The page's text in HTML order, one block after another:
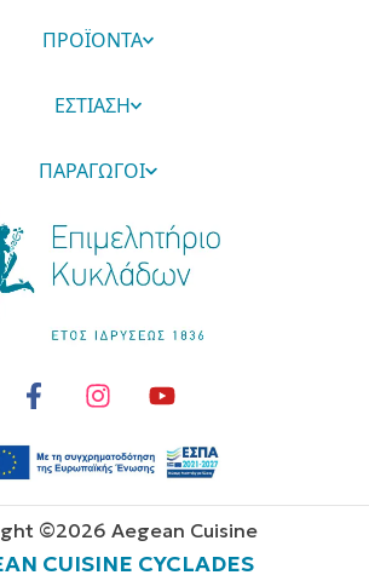
ΠΡΟΪΟΝΤΑ
ΕΣΤΙΑΣΗ
ΠΑΡΑΓΩΓΟΙ
©2026 Aegean Cuisine
CUISINE CYCLADES